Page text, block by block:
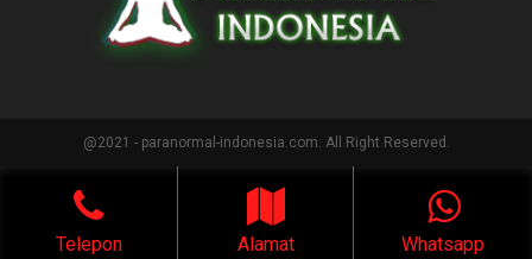
@2021 - paranormal-indonesia.com. All Right Reserved.
Telepon Alamat Whatsapp